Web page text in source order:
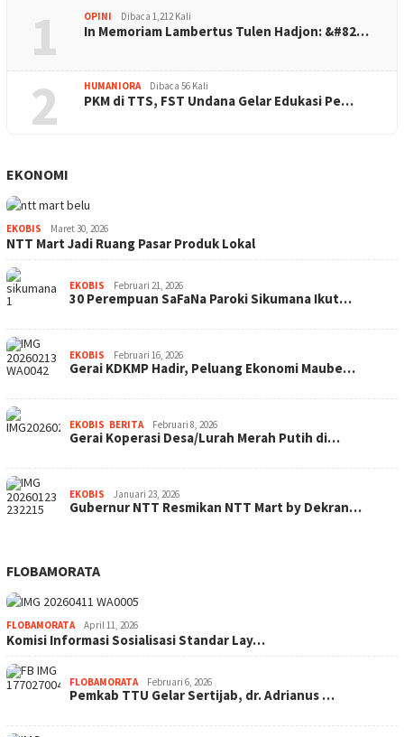
1 OPINI Dibaca 1,212 Kali
In Memoriam Lambertus Tulen Hadjon: &#82…
2 HUMANIORA Dibaca 56 Kali
PKM di TTS, FST Undana Gelar Edukasi Pe…
EKONOMI
EKOBIS Maret 30, 2026
NTT Mart Jadi Ruang Pasar Produk Lokal
EKOBIS Februari 21, 2026
30 Perempuan SaFaNa Paroki Sikumana Ikut…
EKOBIS Februari 16, 2026
Gerai KDKMP Hadir, Peluang Ekonomi Maube…
EKOBIS BERITA Februari 8, 2026
Gerai Koperasi Desa/Lurah Merah Putih di…
EKOBIS Januari 23, 2026
Gubernur NTT Resmikan NTT Mart by Dekran…
FLOBAMORATA
FLOBAMORATA April 11, 2026
Komisi Informasi Sosialisasi Standar Lay…
FLOBAMORATA Februari 6, 2026
Pemkab TTU Gelar Sertijab, dr. Adrianus …